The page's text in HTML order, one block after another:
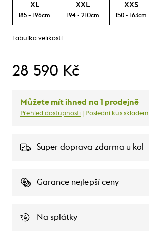
XL
185 - 196cm
XXL
194 - 210cm
XXS
150 - 163cm
Tabulka velikostí
28 590 Kč
Můžete mít ihned na 1 prodejně
Přehled dostupnosti | Poslední kus skladem
Super doprava zdarma u kol
Garance nejlepší ceny
Na splátky